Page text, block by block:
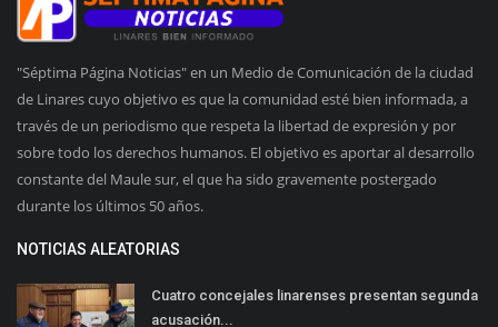
"Séptima Página Noticias" en un Medio de Comunicación de la ciudad
de Linares cuyo objetivo es que la comunidad esté bien informada, a
través de un periodismo que respeta la libertad de expresión y por
sobre todo los derechos humanos. El objetivo es aportar al desarrollo
constante del Maule sur, el que ha sido gravemente postergado
durante los últimos 50 años.
NOTICIAS ALEATORIAS
Cuatro concejales linarenses presentan segunda
acusación...